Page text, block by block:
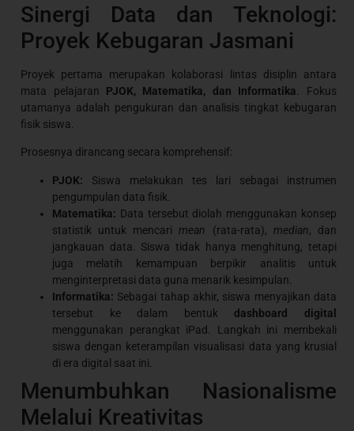
Sinergi Data dan Teknologi:
Proyek Kebugaran Jasmani
Proyek pertama merupakan kolaborasi lintas disiplin antara
mata pelajaran PJOK, Matematika, dan Informatika . Fokus
utamanya adalah pengukuran dan analisis tingkat kebugaran
fisik siswa.
Prosesnya dirancang secara komprehensif:
PJOK: Siswa melakukan tes lari sebagai instrumen
pengumpulan data fisik.
Matematika: Data tersebut diolah menggunakan konsep
statistik untuk mencarimean (rata-rata), median, dan
jangkauan data. Siswa tidak hanya menghitung, tetapi
juga melatih kemampuan berpikir analitis untuk
menginterpretasi data guna menarik kesimpulan.
Informatika: Sebagai tahap akhir, siswa menyajikan data
tersebut ke dalam bentuk dashboard digital
menggunakan perangkat iPad. Langkah ini membekali
siswa dengan keterampilan visualisasi data yang krusial
di era digital saat ini.
Menumbuhkan Nasionalisme
Melalui Kreativitas